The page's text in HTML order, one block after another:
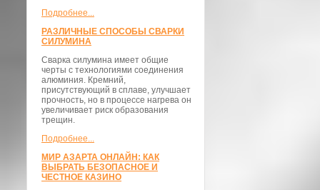
Подробнее...
РАЗЛИЧНЫЕ СПОСОБЫ СВАРКИ
СИЛУМИНА
Сварка силумина имеет общие
черты с технологиями соединения
алюминия. Кремний,
присутствующий в сплаве, улучшает
прочность, но в процессе нагрева он
увеличивает риск образования
трещин.
Подробнее...
МИР АЗАРТА ОНЛАЙН: КАК
ВЫБРАТЬ БЕЗОПАСНОЕ И
ЧЕСТНОЕ КАЗИНО